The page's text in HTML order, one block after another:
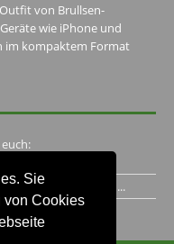
Sie
von Cookies
von Brullsen-
wie iPhone und
im kompaktem Format
verbracht..Habe ihn...